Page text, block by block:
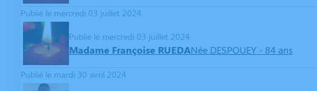
Publié le mercredi 03 juillet 2024
Publié le mercredi 03 juillet 2024
Madame Françoise RUEDANée DESPOUEY - 84 ans
Publié le mardi 30 avril 2024